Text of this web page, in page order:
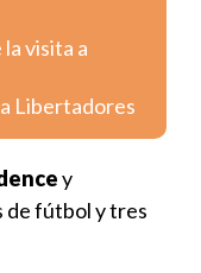
visita a
Libertadores
y
de fútbol y tres